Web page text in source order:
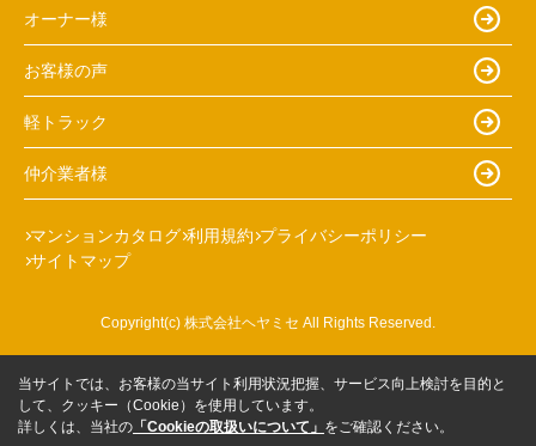
オーナー様
お客様の声
軽トラック
仲介業者様
マンションカタログ 利用規約 プライバシーポリシー
サイトマップ
Copyright(c) 株式会社ヘヤミセ All Rights Reserved.
当サイトでは、お客様の当サイト利用状況把握、サービス向上検討を目的と
して、クッキー（Cookie）を使用しています。
詳しくは、当社の 「Cookieの取扱いについて」 をご確認ください。